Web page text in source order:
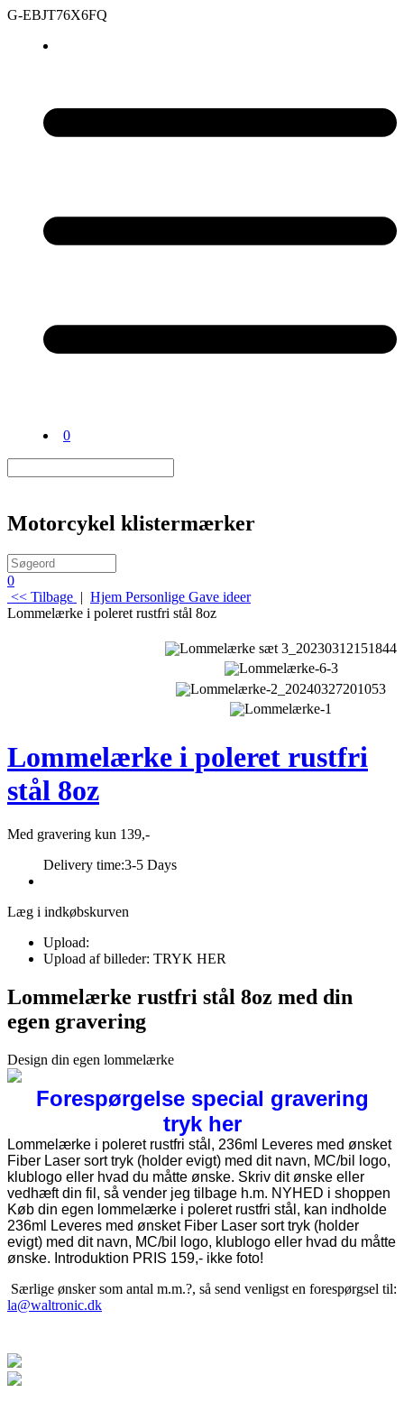
G-EBJT76X6FQ
0
Motorcykel klistermærker
0
<< Tilbage | Hjem Personlige Gave ideer
Lommelærke i poleret rustfri stål 8oz
Lommelærke i poleret rustfri
stål 8oz
Med gravering kun 139,-
Delivery time:3-5 Days
Læg i indkøbskurven
Upload:
Upload af billeder: TRYK HER
Lommelærke rustfri stål 8oz med din
egen gravering
Design din egen lommelærke
Forespørgelse special gravering
tryk her
Lommelærke i poleret rustfri stål, 236ml Leveres med ønsket
Fiber Laser sort tryk (holder evigt) med dit navn, MC/bil logo,
klublogo eller hvad du måtte ønske. Skriv dit ønske eller
vedhæft din fil, så vender jeg tilbage h.m. NYHED i shoppen
Køb din egen lommelærke i poleret rustfri stål, kan indholde
236ml Leveres med ønsket Fiber Laser sort tryk (holder
evigt) med dit navn, MC/bil logo, klublogo eller hvad du måtte
ønske. Introduktion PRIS 159,- ikke foto!
Særlige ønsker som antal m.m.?, så send venligst en forespørgsel til:
la@waltronic.dk